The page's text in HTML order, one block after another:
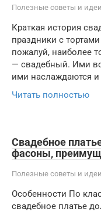
Полезные советы и идеи
Краткая история
праздники с
пожалуй, наиболее
— свадебный. Ими
ими наслаждаются и
Читать полностью
Свадебное
фасоны,
Полезные советы и идеи
Особенности По
свадебное платье